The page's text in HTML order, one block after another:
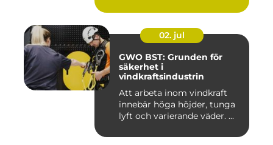
02. jul
GWO BST: Grunden för
säkerhet i
vindkraftsindustrin
Att arbeta inom vindkraft
innebär höga höjder, tunga
lyft och varierande väder. ...